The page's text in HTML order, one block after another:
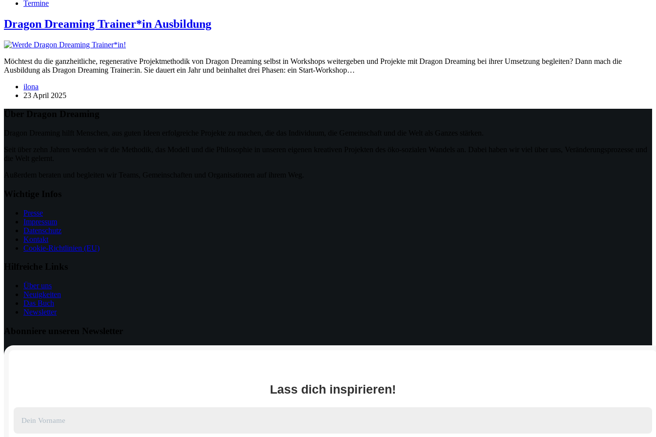
Termine
Dragon Dreaming Trainer*in Ausbildung
Möchtest du die ganzheitliche, regenerative Projektmethodik von Dragon Dreaming selbst in Workshops weitergeben und Projekte mit Dragon Dreaming bei ihrer Umsetzung begleiten? Dann mach die
Ausbildung als Dragon Dreaming Trainer:in. Sie dauert ein Jahr und beinhaltet drei Phasen: ein Start-Workshop…
ilona
23 April 2025
Über Dragon Dreaming
Dragon Dreaming hilft Menschen, aus guten Ideen erfolgreiche Projekte zu machen, die das Individuum, die Gemeinschaft und die Welt als Ganzes stärken.
Seit über zehn Jahren wenden wir die Methodik, das Modell und die Philosophie in unseren eigenen kreativen Projekten des öko-sozialen Wandels an. Dabei haben wir viel über uns, Veränderungsprozesse und
die Welt gelernt.
Außerdem beraten und begleiten wir Teams, Gemeinschaften und Organisationen auf ihrem Weg.
Wichtige Infos
Presse
Impressum
Datenschutz
Kontakt
Cookie-Richtlinien (EU)
Hilfreiche Links
Über uns
Neuigkeiten
Das Buch
Newsletter
Abonniere unseren Newsletter
Lass dich inspirieren!